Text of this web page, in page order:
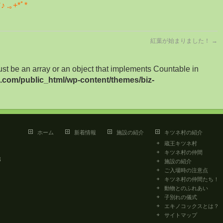
｡+*ﾟ*
紅葉が始まりました！ →
be an array or an object that implements Countable in
public_html/wp-content/themes/biz-
ホーム 新着情報 施設の紹介
キツネ村の紹介
蔵王キツネ村
キツネ村の仲間
施設の紹介
ご入場時の注意点
キツネ村の仲間たち！
動物とのふれあい
子別れの儀式
エキノコックスとは？
サイトマップ